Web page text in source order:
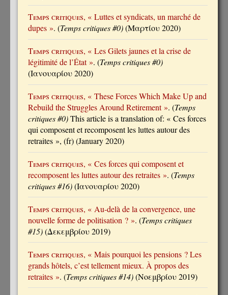
Temps critiques, « Luttes et syndicats, un marché de
dupes ». (Temps critiques #0)(Μαρτίου 2020)
Temps critiques, « Les Gilets jaunes et la crise de
légitimité de l’État ». (Temps critiques #0)
(Ιανουαρίου 2020)
Temps critiques, « These Forces Which Make Up and
Rebuild the Struggles Around Retirement ». (Temps
critiques #0)This article is a translation of: « Ces forces
qui composent et recomposent les luttes autour des
retraites », (fr) (January 2020)
Temps critiques, « Ces forces qui composent et
recomposent les luttes autour des retraites ». (Temps
critiques #16)(Ιανουαρίου 2020)
Temps critiques, « Au-delà de la convergence, une
nouvelle forme de politisation ? ». (Temps critiques
#15)(Δεκεμβρίου 2019)
Temps critiques, « Mais pourquoi les pensions ? Les
grands hôtels, c’est tellement mieux. À propos des
retraites ». (Temps critiques #14)(Νοεμβρίου 2019)